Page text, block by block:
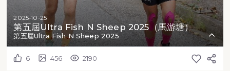
2025-10-25
第五屆Ultra Fish N Sheep 2025（馬游塘）
第五屆Ultra Fish N Sheep 2025
6 456 2190